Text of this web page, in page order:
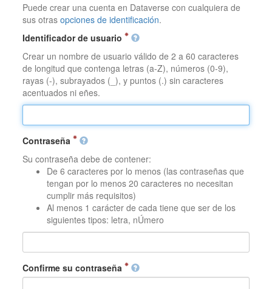
Puede crear una cuenta en Dataverse con cualquiera de
sus otrasopciones de identificación.
Identificador de usuario
Crear un nombre de usuario válido de 2 a 60 caracteres
de longitud que contenga letras (a-Z), números (0-9),
rayas (-), subrayados (_), y puntos (.) sin caracteres
acentuados ni eñes.
Contraseña
Su contraseña debe de contener:
De 6 caracteres por lo menos (las contraseñas que
tengan por lo menos 20 caracteres no necesitan
cumplir más requisitos)
Al menos 1 carácter de cada tiene que ser de los
siguientes tipos: letra, nÚmero
Confirme su contraseña